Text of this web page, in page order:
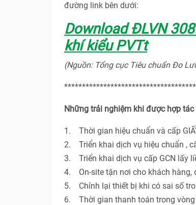
đường link bên dưới:
Download ĐLVN
khí kiểu PVTt
(Nguồn: Tổng cục Tiêu chuẩn Đo
Những trải nghiệm khi được hợp
1. Thời gian hiệu chuẩn và cấp
2. Triển khai dịch vụ hiệu chuẩn ,
3. Triển khai dịch vụ cấp GCN lấy
4. On-site tận nơi cho khách hàng,
5. Chỉnh lại thiết bị khi có sai số
6. Thời gian thanh toán trong vòng